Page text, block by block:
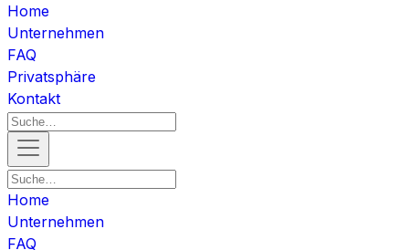
Home
Unternehmen
FAQ
Privatsphäre
Kontakt
Home
Unternehmen
FAQ